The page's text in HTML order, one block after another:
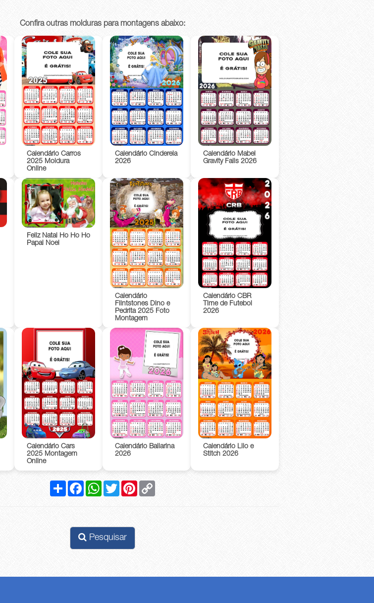
Confira outras molduras para montagens abaixo:
Calendário Carros
2025 Moldura
Online
Calendário Cinderela
2026
Calendário Mabel
Gravity Falls 2026
Feliz Natal Ho Ho Ho
Papai Noel
Calendário
Flintstones Dino e
Pedrita 2025 Foto
Montagem
Calendário CBR
Time de Futebol
2026
Calendário Cars
2025 Montagem
Online
Calendário Bailarina
2026
Calendário Lilo e
Stitch 2026
Compartilhar
FacebookWhatsApp
TwitterPinterestCopy
Pesquisar